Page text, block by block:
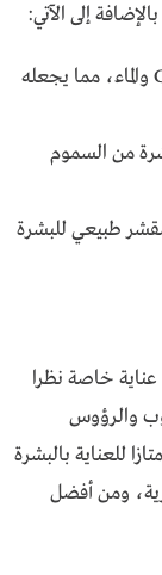
إلى الآتي:
يحتوي البرتقال على نسبة عالية من فيتامين C والماء، مما يجعله
من السموم
طبيعي للبشرة
عناية خاصة نظرا
والرؤوس
للعناية بالبشرة
ومن أفضل